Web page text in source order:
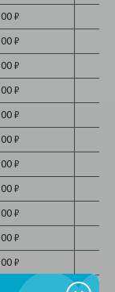
₽
₽
₽
₽
₽
₽
₽
₽
₽
₽
₽